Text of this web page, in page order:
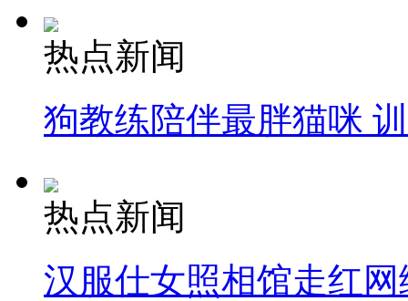
热点新闻
狗教练陪伴最胖猫咪
热点新闻
汉服仕女照相馆走红网